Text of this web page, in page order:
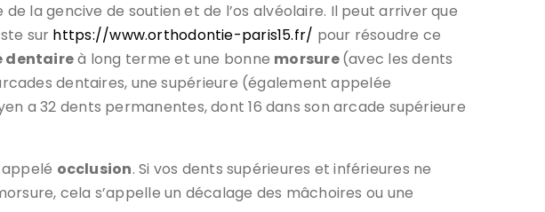
la gencive de soutien et de l’os alvéolaire. Il peut arriver que
sur https://www.orthodontie-paris15.fr/ pour résoudre ce
dentaireà long terme et une bonne morsure(avec les dents
dentaires, une supérieure (également appelée
a 32 dents permanentes, dont 16 dans son arcade supérieure
occlusion. Si vos dents supérieures et inférieures ne
cela s’appelle un décalage des mâchoires ou une